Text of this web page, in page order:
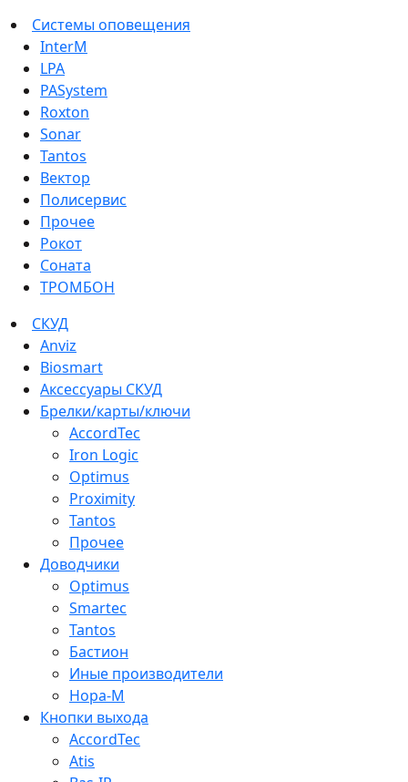
Системы оповещения
InterM
LPA
PASystem
Roxton
Sonar
Tantos
Вектор
Полисервис
Прочее
Рокот
Соната
ТРОМБОН
СКУД
Anviz
Biosmart
Аксессуары СКУД
Брелки/карты/ключи
AccordTec
Iron Logic
Optimus
Proximity
Tantos
Прочее
Доводчики
Optimus
Smartec
Tantos
Бастион
Иные производители
Нора-М
Кнопки выхода
AccordTec
Atis